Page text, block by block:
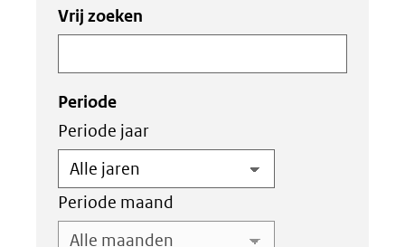
Zoeken
in
de
index
Zoeken
de
index
Vrij zoeken
Periode
Periode jaar
Periode maand